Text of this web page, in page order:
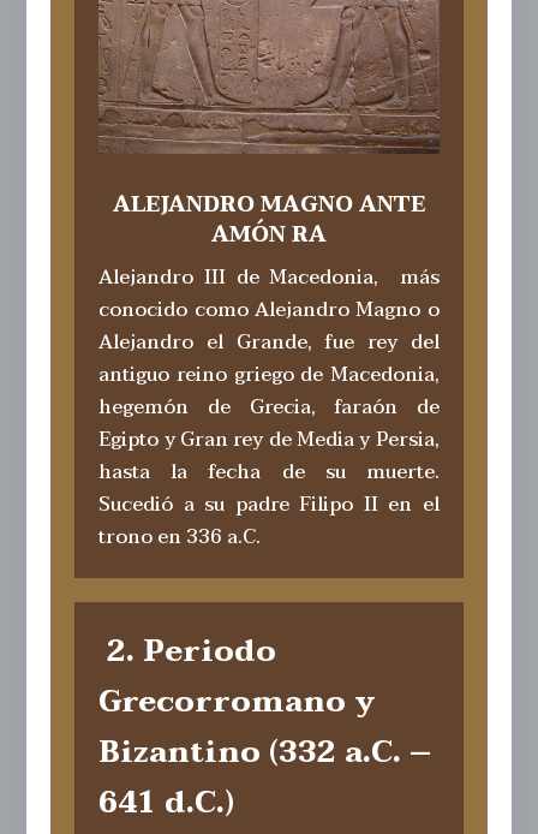
ALEJANDRO MAGNO ANTE
AMÓN RA
Alejandro III de Macedonia, ​​ más
conocido como Alejandro Magno o
Alejandro el Grande​, fue rey del
antiguo reino griego de Macedonia,
hegemón de Grecia, faraón de
Egipto y Gran rey de Media y Persia,
hasta la fecha de su muerte.
Sucedió a su padre Filipo II en el
trono en 336 a.C.
2. Periodo
Grecorromano y
Bizantino (332 a.C. –
641 d.C.)